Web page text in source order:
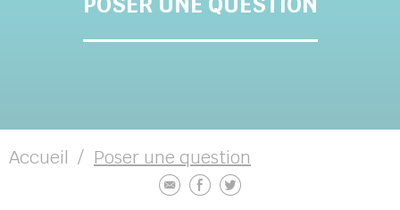
Accueil Poser une question